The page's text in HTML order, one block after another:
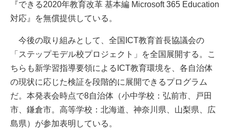
『できる2020年教育改革 基本編 Microsoft 365 Education
対応』を無償提供している。
今後の取り組みとして、全国ICT教育首長協議会の
「ステップモデル校プロジェクト」を全国展開する。こ
ちらも新学習指導要領によるICT教育環境を、各自治体
の現状に応じた検証を段階的に展開できるプログラム
だ。本発表会時点で8自治体（小中学校：弘前市、戸田
市、鎌倉市。高等学校：北海道、神奈川県、山梨県、広
島県）が参加表明している。